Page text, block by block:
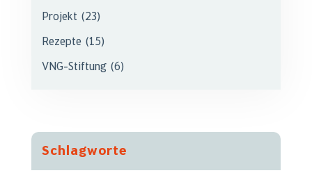
Projekt (23)
Rezepte(15)
VNG-Stiftung(6)
Schlagworte